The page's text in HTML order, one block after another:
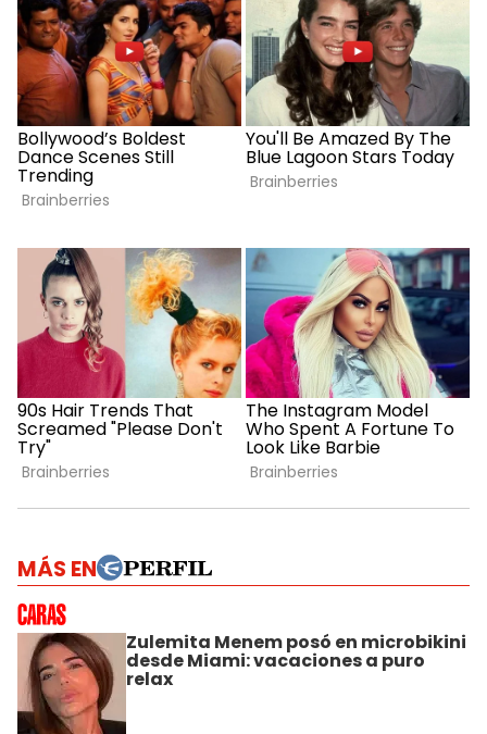
MÁS EN
Zulemita Menem posó en microbikini
desde Miami: vacaciones a puro
relax